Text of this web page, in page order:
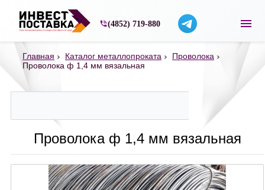
Строительные материалы со склада в
(4852) 719-880
Главная Каталог металлопроката
Проволока
Проволока ф 1,4 мм вязальная
Проволока ф 1,4 мм вязальная